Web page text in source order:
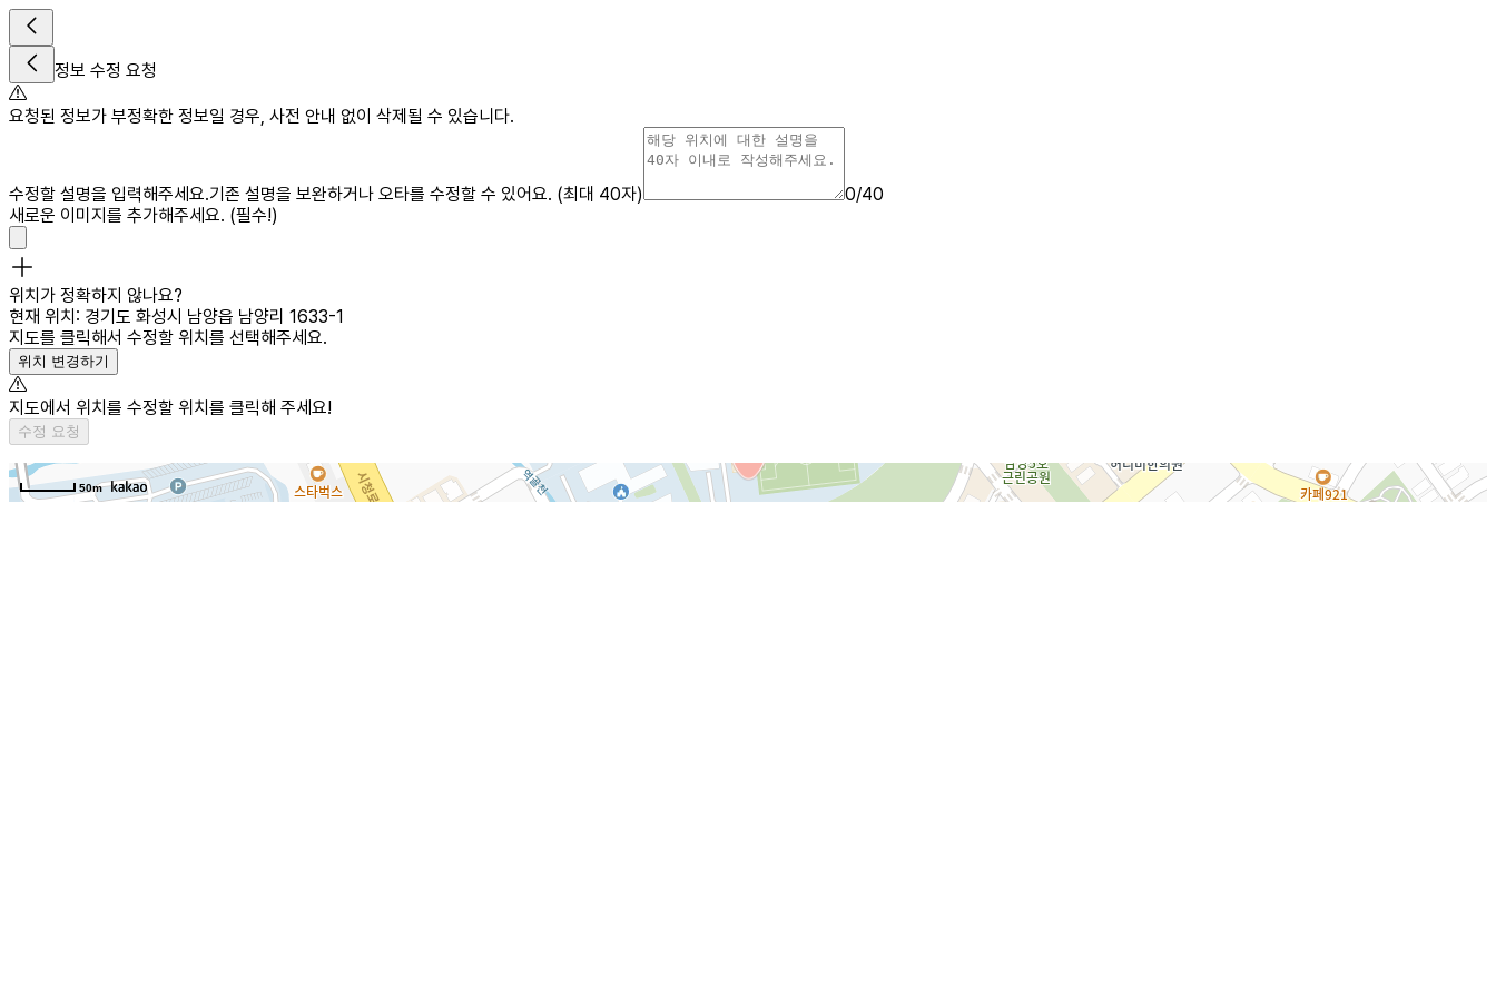
정보 수정 요청
요청된 정보가 부정확한 정보일 경우, 사전 안내 없이 삭제될 수 있습니다.
수정할 설명을 입력해주세요.기존 설명을 보완하거나 오타를 수정할 수 있어요. (최대 40자) 0/40
새로운 이미지를 추가해주세요. (필수!)
위치가 정확하지 않나요?
현재 위치: 경기도 화성시 남양읍 남양리 1633-1
지도를 클릭해서 수정할 위치를 선택해주세요.
위치 변경하기
지도에서 위치를 수정할 위치를 클릭해 주세요!
수정 요청
50m